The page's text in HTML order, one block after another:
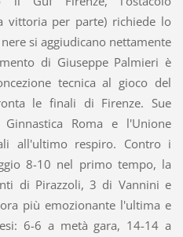
vittoria per parte) richiede lo
si aggiudicano nettamente
di Giuseppe Palmieri è
tecnica al gioco del
le finali di Firenze. Sue
Roma e l'Unione
all'ultimo respiro. Contro i
8-10 nel primo tempo, la
di Pirazzoli, 3 di Vannini e
più emozionante l'ultima e
6-6 a metà gara, 14-14 a